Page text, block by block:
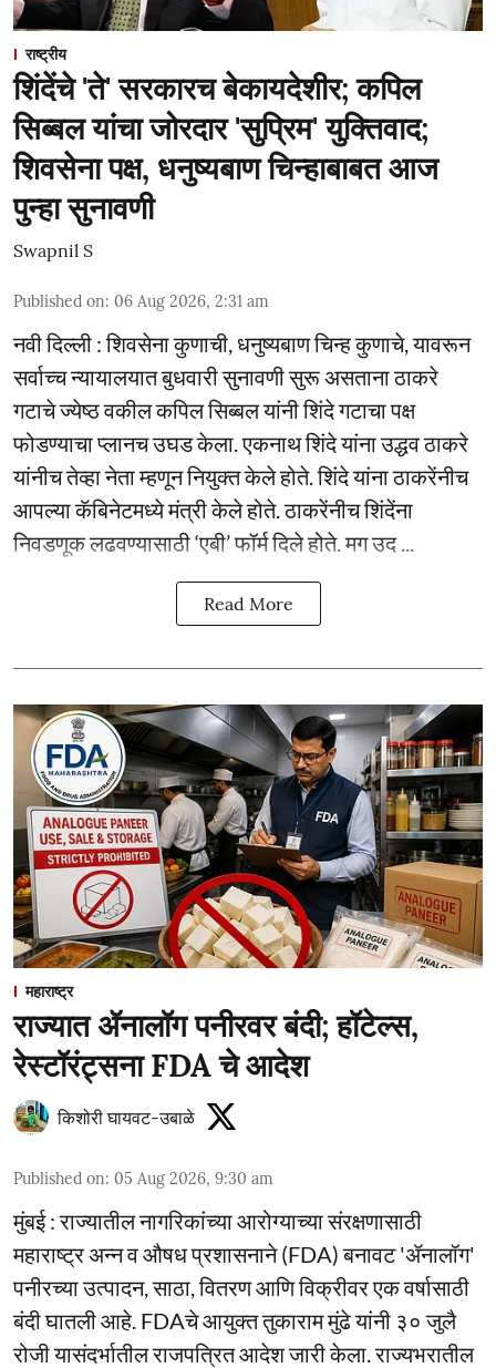
राष्ट्रीय
शिंदेंचे 'ते' सरकारच बेकायदेशीर; कपिल
सिब्बल यांचा जोरदार 'सुप्रिम' युक्तिवाद;
शिवसेना पक्ष, धनुष्यबाण चिन्हाबाबत आज
पुन्हा सुनावणी
Swapnil S
Published on: 06 Aug 2026, 2:31 am
नवी दिल्ली : शिवसेना कुणाची, धनुष्यबाण चिन्ह कुणाचे, यावरून
सर्वाच्च न्यायालयात बुधवारी सुनावणी सुरू असताना ठाकरे
गटाचे ज्येष्ठ वकील कपिल सिब्बल यांनी शिंदे गटाचा पक्ष
फोडण्याचा प्लानच उघड केला. एकनाथ शिंदे यांना उद्धव ठाकरे
यांनीच तेव्हा नेता म्हणून नियुक्त केले होते. शिंदे यांना ठाकरेंनीच
आपल्या कॅबिनेटमध्ये मंत्री केले होते. ठाकरेंनीच शिंदेंना
निवडणूक लढवण्यासाठी ‘एबी’ फॉर्म दिले होते. मग उद ...
Read More
महाराष्ट्र
राज्यात ॲनालॉग पनीरवर बंदी; हॉटेल्स,
रेस्टॉरंट्सना FDA चे आदेश
किशोरी घायवट-उबाळे
Published on: 05 Aug 2026, 9:30 am
मुंबई : राज्यातील नागरिकांच्या आरोग्याच्या संरक्षणासाठी
महाराष्ट्र अन्न व औषध प्रशासनाने (FDA) बनावट 'ॲनालॉग'
पनीरच्या उत्पादन, साठा, वितरण आणि विक्रीवर एक वर्षासाठी
बंदी घातली आहे. FDAचे आयुक्त तुकाराम मुंढे यांनी ३० जुलै
रोजी यासंदर्भातील राजपत्रित आदेश जारी केला. राज्यभरातील